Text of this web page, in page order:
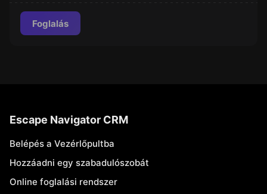
Foglalás
Escape Navigator CRM
Belépés a Vezérlőpultba
Hozzáadni egy szabadulószobát
Online foglalási rendszer